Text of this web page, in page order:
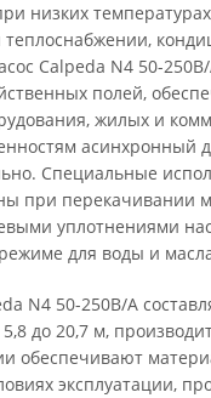
низких
Calpeda N4 50-
полей,
жилых и
асинхронный
Специальные
при перекачивании
уплотнениями
для воды и
N4 50-250B/A
до 20,7 м,
обеспечивают
эксплуатации,